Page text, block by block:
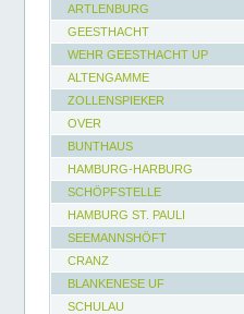
ARTLENBURG
GEESTHACHT
WEHR GEESTHACHT UP
ALTENGAMME
ZOLLENSPIEKER
OVER
BUNTHAUS
HAMBURG-HARBURG
SCHÖPFSTELLE
HAMBURG ST. PAULI
SEEMANNSHÖFT
CRANZ
BLANKENESE UF
SCHULAU